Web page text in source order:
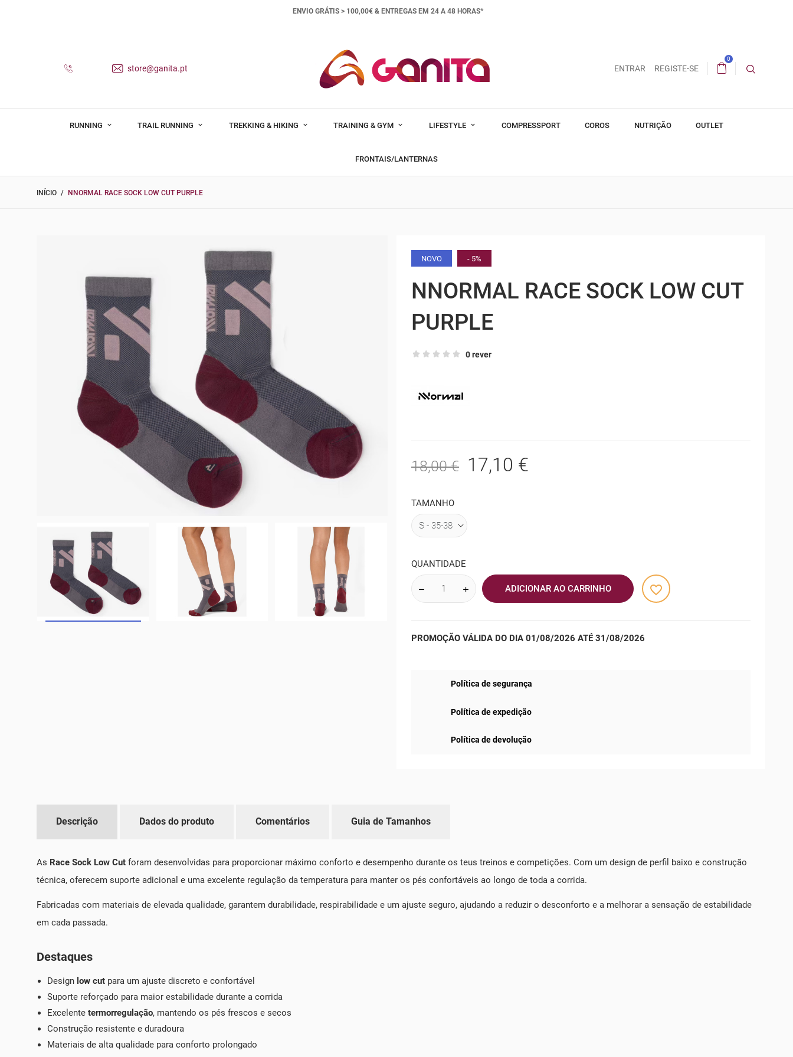
ENVIO GRÁTIS > 100,00€ & ENTREGAS EM 24 A 48 HORAS*
store@ganita.pt ENTRAR REGISTE-SE
0
RUNNING TRAIL RUNNING TREKKING & HIKING TRAINING & GYM LIFESTYLE COMPRESSPORT COROS NUTRIÇÃO OUTLET
FRONTAIS/LANTERNAS
INÍCIO NNORMAL RACE SOCK LOW CUT PURPLE
NOVO - 5%
NNORMAL RACE SOCK LOW CUT
PURPLE
0 rever
18,00 € 17,10 €
TAMANHO
QUANTIDADE
ADICIONAR AO CARRINHO favorite_border
PROMOÇÃO VÁLIDA DO DIA 01/08/2026 ATÉ 31/08/2026
Política de segurança
Política de expedição
Política de devolução
Descrição Dados do produto Comentários Guia de Tamanhos
As Race Sock Low Cut foram desenvolvidas para proporcionar máximo conforto e desempenho durante os teus treinos e competições. Com um design de perfil baixo e construção
técnica, oferecem suporte adicional e uma excelente regulação da temperatura para manter os pés confortáveis ao longo de toda a corrida.
Fabricadas com materiais de elevada qualidade, garantem durabilidade, respirabilidade e um ajuste seguro, ajudando a reduzir o desconforto e a melhorar a sensação de estabilidade
em cada passada.
Destaques
Design low cut para um ajuste discreto e confortável
Suporte reforçado para maior estabilidade durante a corrida
Excelente termorregulação, mantendo os pés frescos e secos
Construção resistente e duradoura
Materiais de alta qualidade para conforto prolongado